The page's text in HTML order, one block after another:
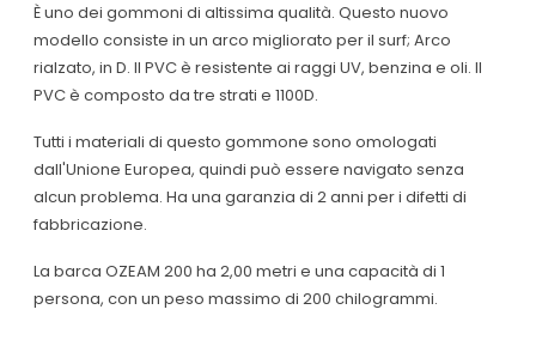
È uno dei gommoni di altissima qualità. Questo nuovo
modello consiste in un arco migliorato per il surf; Arco
rialzato, in D. Il PVC è resistente ai raggi UV, benzina e oli. Il
PVC è composto da tre strati e 1100D.
Tutti i materiali di questo gommone sono omologati
dall'Unione Europea, quindi può essere navigato senza
alcun problema. Ha una garanzia di 2 anni per i difetti di
fabbricazione.
La barca OZEAM 200 ha 2,00 metri e una capacità di 1
persona, con un peso massimo di 200 chilogrammi.